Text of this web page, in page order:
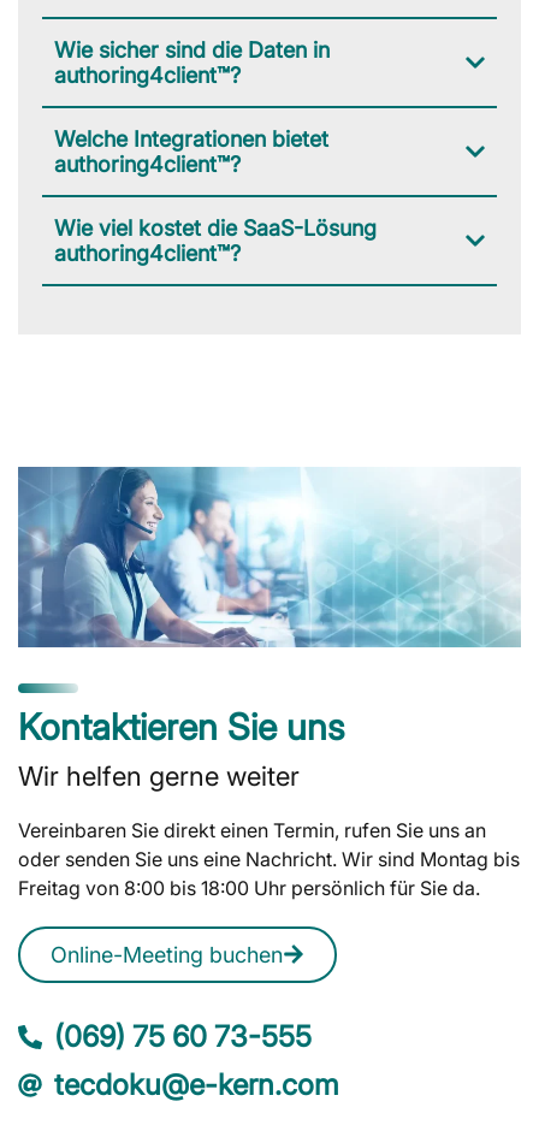
Wie sicher sind die Daten in
authoring4client™?
Welche Integrationen bietet
authoring4client™?
Wie viel kostet die SaaS-Lösung
authoring4client™?
Kontaktieren Sie uns
Wir helfen gerne weiter
Vereinbaren Sie direkt einen Termin, rufen Sie uns an
oder senden Sie uns eine Nachricht. Wir sind Montag bis
Freitag von 8:00 bis 18:00 Uhr persönlich für Sie da.
Online-Meeting buchen
(069) 75 60 73-555
tecdoku@e-kern.com